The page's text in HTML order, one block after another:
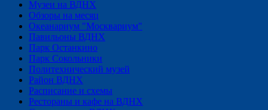
Музеи на ВДНХ
Обзоры на месяц
Океанариум "Москвариум"
Павильоны ВДНХ
Парк Останкино
Парк Сокольники
Политехнический музей
Район ВДНХ
Расписание и схемы
Рестораны и кафе на ВДНХ